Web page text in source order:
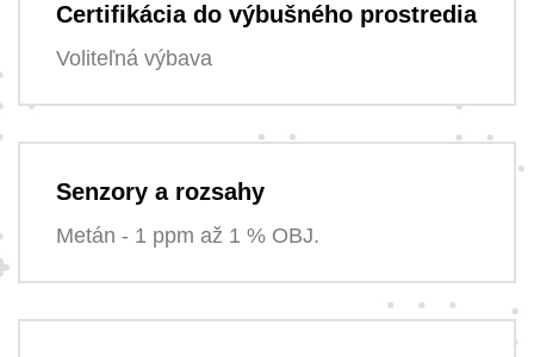
Certifikácia do výbušného prostredia
Voliteľná výbava
Senzory a rozsahy
Metán - 1 ppm až 1 % OBJ.